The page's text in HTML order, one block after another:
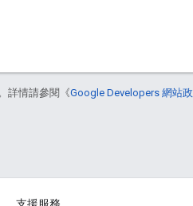
詳情請參閱《Google Developers 網站政